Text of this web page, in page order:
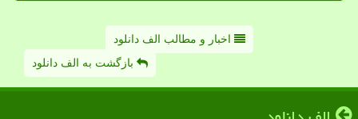
اخبار و مطالب الف دانلود
بازگشت به الف دانلود